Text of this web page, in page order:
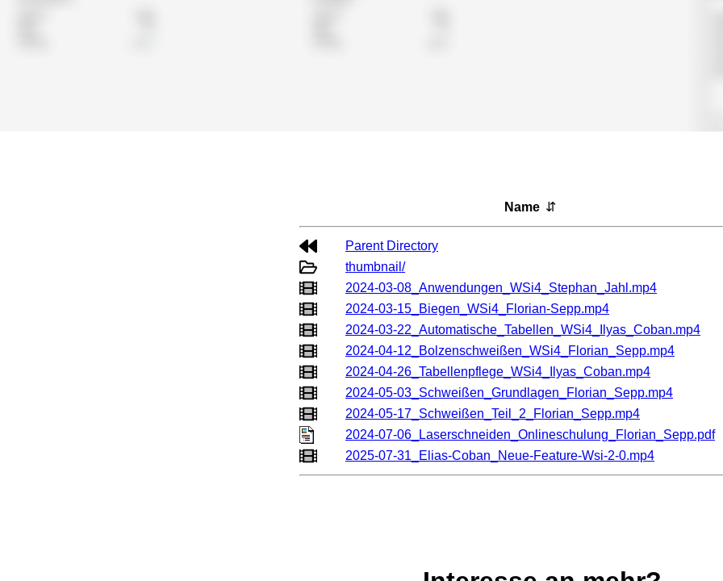
Name
Parent Directory
thumbnail/
2024-03-08_Anwendungen_WSi4_Stephan_Jahl.mp4
2024-03-15_Biegen_WSi4_Florian-Sepp.mp4
2024-03-22_Automatische_Tabellen_WSi4_Ilyas_Coban.mp4
2024-04-12_Bolzenschweißen_WSi4_Florian_Sepp.mp4
2024-04-26_Tabellenpflege_WSi4_Ilyas_Coban.mp4
2024-05-03_Schweißen_Grundlagen_Florian_Sepp.mp4
2024-05-17_Schweißen_Teil_2_Florian_Sepp.mp4
2024-07-06_Laserschneiden_Onlineschulung_Florian_Sepp.pdf
2025-07-31_Elias-Coban_Neue-Feature-Wsi-2-0.mp4